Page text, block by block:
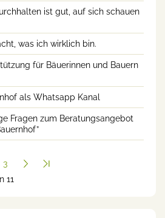
ist gut, auf sich schauen
was ich wirklich bin.
für Bäuerinnen und Bauern
als Whatsapp Kanal
Fragen zum Beratungsangebot
3
11